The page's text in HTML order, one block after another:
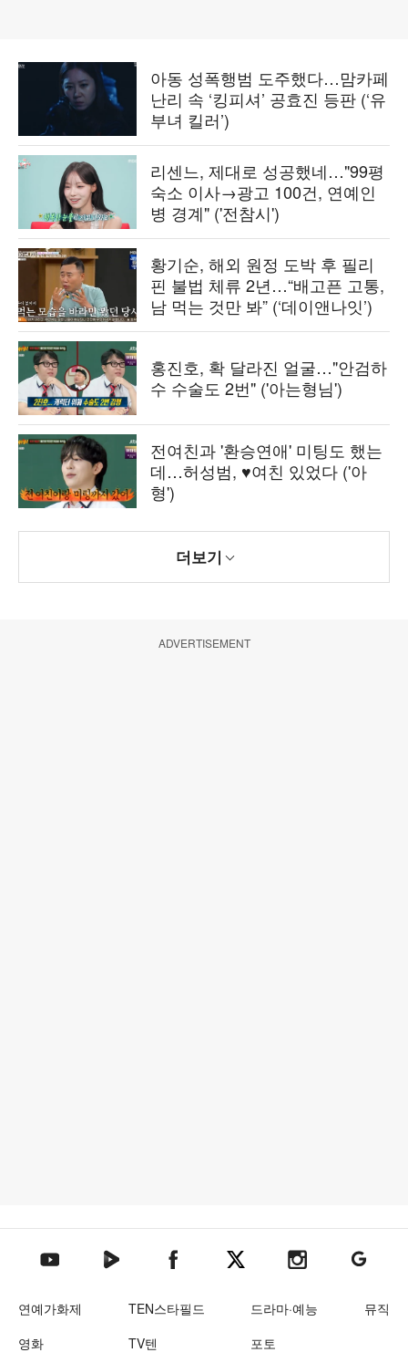
아동 성폭행범 도주했다…맘카페
난리 속 ‘킹피셔’ 공효진 등판 (‘유
부녀 킬러’)
리센느, 제대로 성공했네…"99평
숙소 이사→광고 100건, 연예인
병 경계" ('전참시')
황기순, 해외 원정 도박 후 필리
핀 불법 체류 2년…“배고픈 고통,
남 먹는 것만 봐” (‘데이앤나잇’)
홍진호, 확 달라진 얼굴…"안검하
수 수술도 2번" ('아는형님')
전여친과 '환승연애' 미팅도 했는
데…허성범, ♥여친 있었다 ('아
형')
더보기
ADVERTISEMENT
텐아시아 유튜브텐아시아 네이버TV텐아시아 페이스북텐아시아 엑스텐아시아 인스타그램
텐아시아
연예가화제 TEN스타필드 드라마·예능
뮤직
영화
TV텐 포토